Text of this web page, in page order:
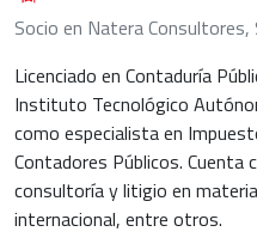
Socio en Natera Consultores,
Licenciado en Contaduría
Instituto Tecnológico
como especialista en
Contadores Públicos. Cuenta
consultoría y litigio en
internacional, entre otros.